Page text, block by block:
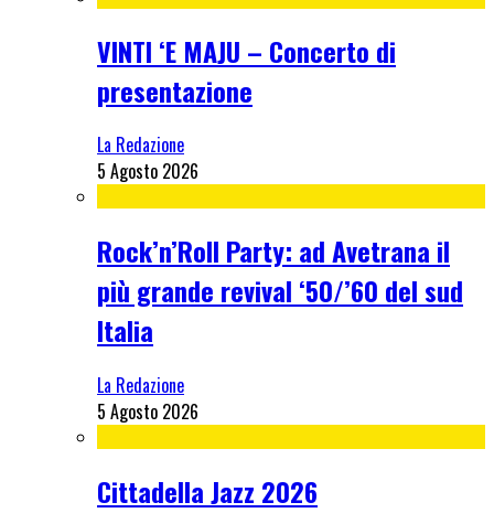
VINTI ‘E MAJU – Concerto di
presentazione
La Redazione
5 Agosto 2026
Rock’n’Roll Party: ad Avetrana il
più grande revival ‘50/’60 del sud
Italia
La Redazione
5 Agosto 2026
Cittadella Jazz 2026